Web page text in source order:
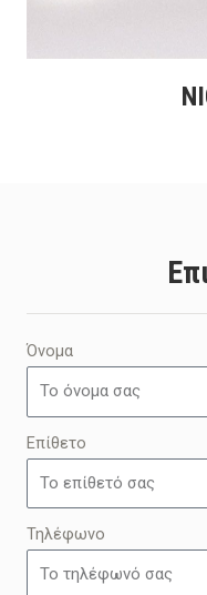
Όνομα
Επίθετο
Τηλέφωνο